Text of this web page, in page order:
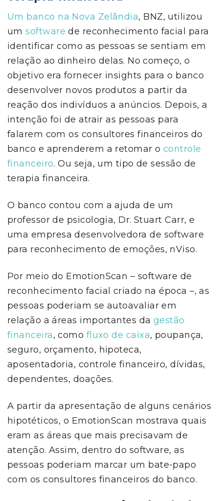
Um banco na Nova Zelândia, BNZ, utilizou
umsoftware de reconhecimento facial para
identificar como as pessoas se sentiam em
relação ao dinheiro delas. No começo, o
objetivo era fornecer insights para o banco
desenvolver novos produtos a partir da
reação dos indivíduos a anúncios. Depois, a
intenção foi de atrair as pessoas para
falarem com os consultores financeiros do
banco e aprenderem a retomar o controle
financeiro. Ou seja, um tipo de sessão de
terapia financeira.
O banco contou com a ajuda de um
professor de psicologia, Dr. Stuart Carr, e
uma empresa desenvolvedora de software
para reconhecimento de emoções, nViso.
Por meio do EmotionScan – software de
reconhecimento facial criado na época –, as
pessoas poderiam se autoavaliar em
relação a áreas importantes da gestão
financeira, como fluxo de caixa, poupança,
seguro, orçamento, hipoteca,
aposentadoria, controle financeiro, dívidas,
dependentes, doações.
A partir da apresentação de alguns cenários
hipotéticos, o EmotionScan mostrava quais
eram as áreas que mais precisavam de
atenção. Assim, dentro do software, as
pessoas poderiam marcar um bate-papo
com os consultores financeiros do banco.